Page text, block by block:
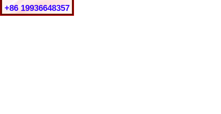
+86 19936648357